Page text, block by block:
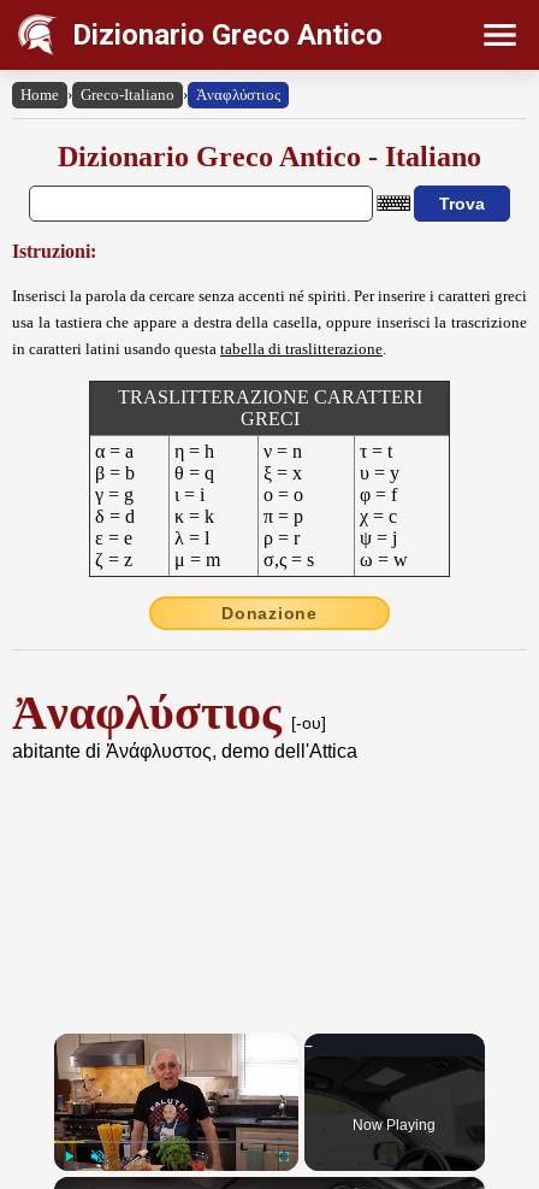
Dizionario Greco Antico
Home › Greco-Italiano › Ἀναφλύστιος
Dizionario Greco Antico - Italiano
Istruzioni:
Inserisci la parola da cercare senza accenti né spiriti. Per inserire i caratteri greci
usa la tastiera che appare a destra della casella, oppure inserisci la trascrizione
in caratteri latini usando questa tabella di traslitterazione
TRASLITTERAZIONE CARATTERI
GRECI
α = a
β = b
γ = g
δ = d
ε = e
ζ = z
η = h
θ = q
ι = i
κ = k
λ = l
μ = m
ν = n
ξ = x
ο = o
π = p
ρ = r
σ,ς = s
τ = t
υ = y
φ = f
χ = c
ψ = j
ω = w
Donazione
Ἀναφλύστιος [-ου]
abitante di Ἀνάφλυστος, demo dell'Attica
Now Playing